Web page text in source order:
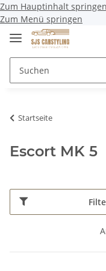
Zum Hauptinhalt springen
Zum Menü springen
Startseite
Escort MK 5